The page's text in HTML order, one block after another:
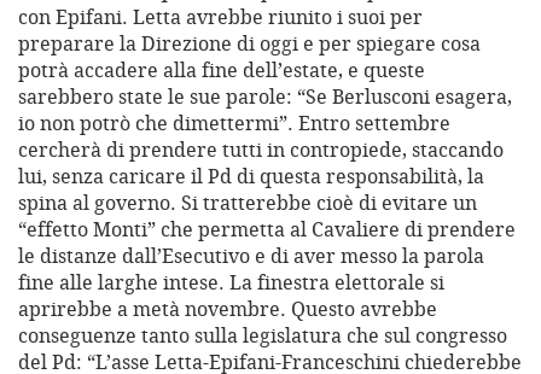
con Epifani. Letta avrebbe riunito i suoi per
preparare la Direzione di oggi e per spiegare cosa
potrà accadere alla fine dell’estate, e queste
sarebbero state le sue parole: “Se Berlusconi esagera,
io non potrò che dimettermi”. Entro settembre
cercherà di prendere tutti in contropiede, staccando
lui, senza caricare il Pd di questa responsabilità, la
spina al governo. Si tratterebbe cioè di evitare un
“effetto Monti” che permetta al Cavaliere di prendere
le distanze dall’Esecutivo e di aver messo la parola
fine alle larghe intese. La finestra elettorale si
aprirebbe a metà novembre. Questo avrebbe
conseguenze tanto sulla legislatura che sul congresso
del Pd: “L’asse Letta-Epifani-Franceschini chiederebbe